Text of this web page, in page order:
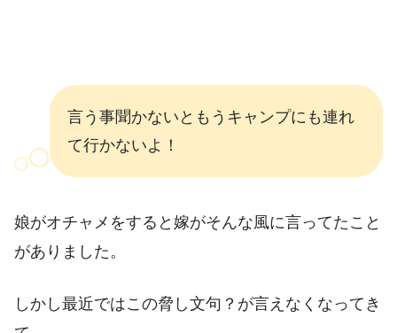
言う事聞かないともうキャンプにも連れ
て行かないよ！
娘がオチャメをすると嫁がそんな風に言ってたこと
がありました。
しかし最近ではこの脅し文句？が言えなくなってき